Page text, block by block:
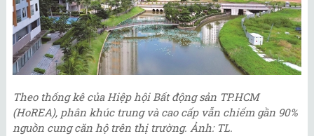
Theo thống kê của Hiệp hội Bất động sản TP.HCM
(HoREA), phân khúc trung và cao cấp vẫn chiếm gần 90%
nguồn cung căn hộ trên thị trường. Ảnh: TL.